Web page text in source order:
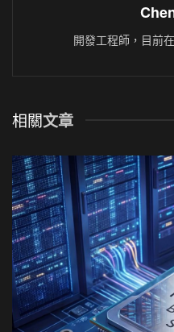
開發工程師，目前
相關文章